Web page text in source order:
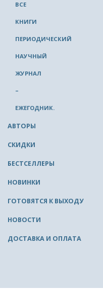
ВСЕ
КНИГИ
ПЕРИОДИЧЕСКИЙ
НАУЧНЫЙ
ЖУРНАЛ
–
ЕЖЕГОДНИК.
АВТОРЫ
СКИДКИ
БЕСТСЕЛЛЕРЫ
НОВИНКИ
ГОТОВЯТСЯ К ВЫХОДУ
НОВОСТИ
ДОСТАВКА И ОПЛАТА